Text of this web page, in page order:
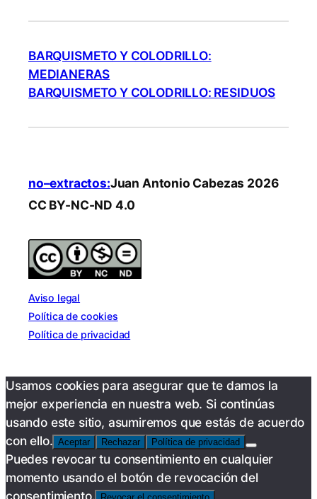
BARQUISMETO Y COLODRILLO:
MEDIANERAS
BARQUISMETO Y COLODRILLO: RESIDUOS
no–extractos:Juan Antonio Cabezas 2026
CC BY-NC-ND 4.0
Aviso legal
Política de cookies
Política de privacidad
Usamos cookies para asegurar que te damos la
mejor experiencia en nuestra web. Si continúas
usando este sitio, asumiremos que estás de acuerdo
con ello. Aceptar Rechazar Política de privacidad
Puedes revocar tu consentimiento en cualquier
momento usando el botón de revocación del